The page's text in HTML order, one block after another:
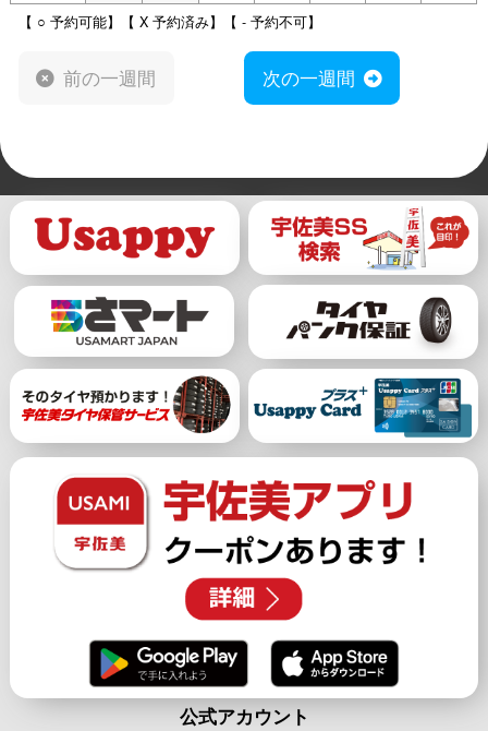
【 ○ 予約可能】【 X 予約済み】【 - 予約不可】
前の一週間 次の一週間
公式アカウント